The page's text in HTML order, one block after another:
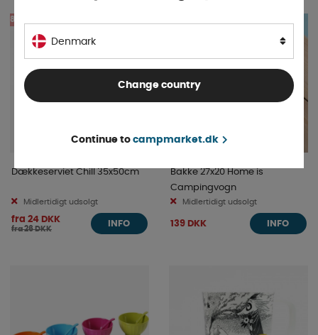
8%
Dækkeserviet Chill 35x50cm
Midlertidigt udsolgt
fra 24 DKK
fra 26 DKK
INFO
Bakke 27x20 Home is
Campingvogn
Midlertidigt udsolgt
139 DKK INFO
Denmark
Change country
Continue to campmarket.dk